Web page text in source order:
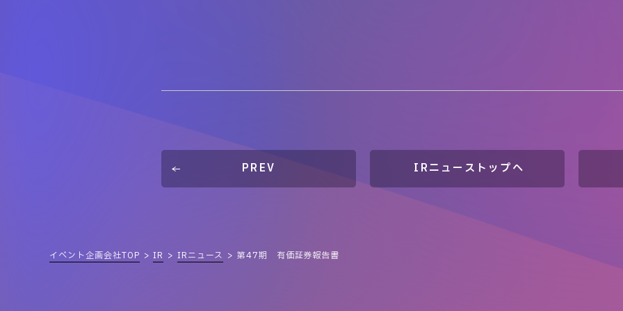
PREV IRニューストップへ
イベント企画会社TOP IR IRニュース 第47期 有価証券報告書